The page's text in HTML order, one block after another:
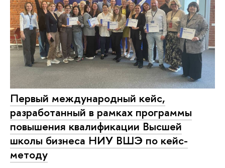
Первый международный кейс,
разработанный в рамках программы
повышения квалификации Высшей
школы бизнеса НИУ ВШЭ по кейс-
методу